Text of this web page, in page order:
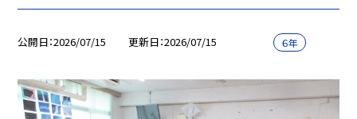
公開日 2026/07/15 更新日 2026/07/15 ６年